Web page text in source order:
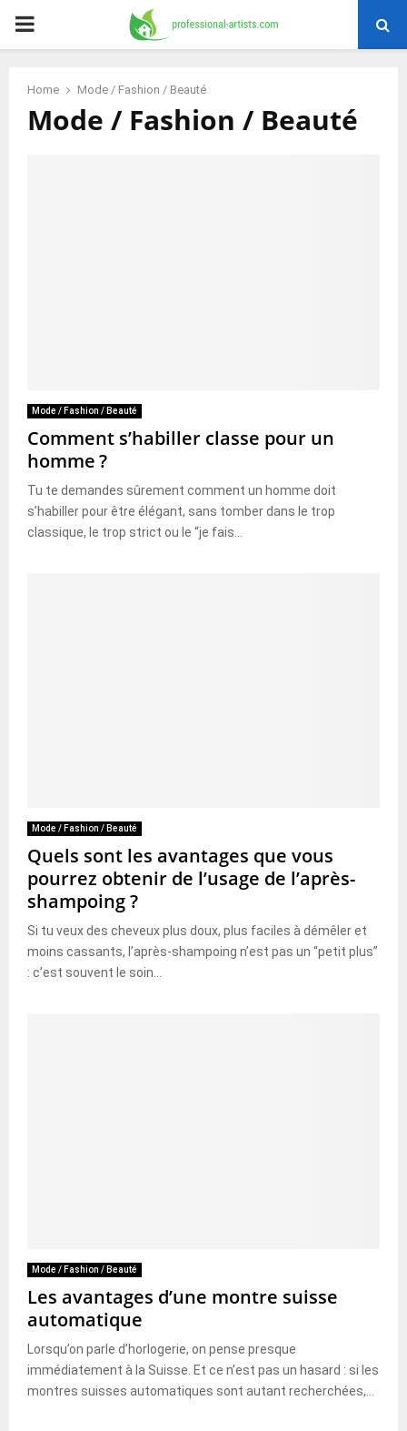
PRIMARY
Home Mode / Fashion / Beauté
Mode / Fashion / Beauté
Mode / Fashion / Beauté
Comment s’habiller classe pour un
homme ?
Tu te demandes sûrement comment un homme doit
s’habiller pour être élégant, sans tomber dans le trop
classique, le trop strict ou le “je fais...
Mode / Fashion / Beauté
Quels sont les avantages que vous
pourrez obtenir de l’usage de l’après-
shampoing ?
Si tu veux des cheveux plus doux, plus faciles à démêler et
moins cassants, l’après-shampoing n’est pas un “petit plus”
: c’est souvent le soin...
Mode / Fashion / Beauté
Les avantages d’une montre suisse
automatique
Lorsqu’on parle d’horlogerie, on pense presque
immédiatement à la Suisse. Et ce n’est pas un hasard : si les
montres suisses automatiques sont autant recherchées,...